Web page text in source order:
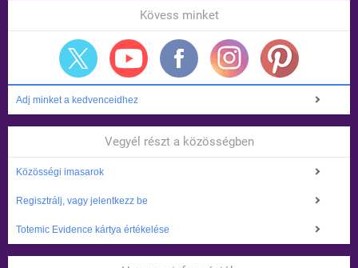
Kövess minket
Adj minket a kedvenceidhez
Vegyél részt a közösségben
Közösségi imasarok
Regisztrálj, vagy jelentkezz be
Totemic Evidence kártya értékelése